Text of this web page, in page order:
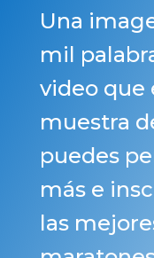
Una
mil
video que
muestra
puedes
más e
las